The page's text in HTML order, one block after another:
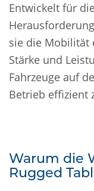
Entwickelt für
sie die Mobilität
Stärke und
Fahrzeuge auf
Betrieb effizient
Warum die
Rugged